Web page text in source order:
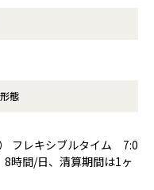
態
フレキシブルタイム 7:0
時間/日、清算期間は1ヶ